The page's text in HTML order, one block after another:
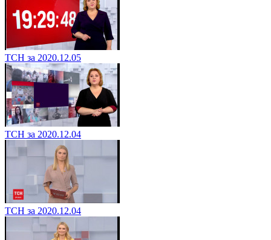
ТСН за 2020.12.05
ТСН за 2020.12.04
ТСН за 2020.12.04